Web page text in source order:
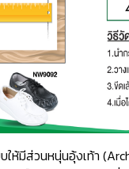
ให้มีส่วนหนุ่นอุ้งเท้า